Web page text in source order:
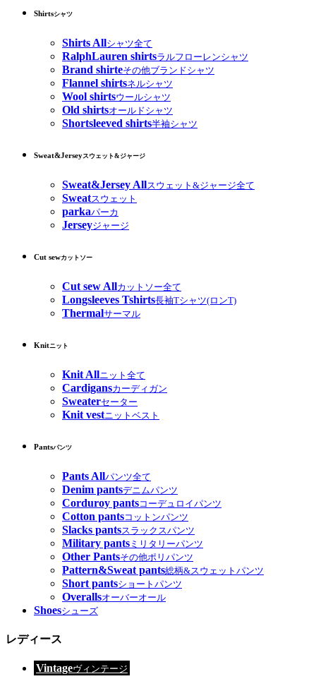
Shirtsシャツ
Shirts Allシャツ全て
RalphLauren shirtsラルフローレンシャツ
Brand shirteその他ブランドシャツ
Flannel shirtsネルシャツ
Wool shirtsウールシャツ
Old shirtsオールドシャツ
Shortsleeved shirts半袖シャツ
Sweat&Jerseyスウェット&ジャージ
Sweat&Jersey Allスウェット&ジャージ全て
Sweatスウェット
parkaパーカ
Jerseyジャージ
Cut sewカットソー
Cut sew Allカットソー全て
Longsleeves Tshirts長袖Tシャツ(ロンT)
Thermalサーマル
Knitニット
Knit Allニット全て
Cardigansカーディガン
Sweaterセーター
Knit vestニットベスト
Pantsパンツ
Pants Allパンツ全て
Denim pantsデニムパンツ
Corduroy pantsコーデュロイパンツ
Cotton pantsコットンパンツ
Slacks pantsスラックスパンツ
Military pants ミリタリーパンツ
Other Pantsその他ポリパンツ
Pattern&Sweat pants総柄&スウェットパンツ
Short pantsショートパンツ
Overallsオーバーオール
Shoesシューズ
レディース
Vintageヴィンテージ